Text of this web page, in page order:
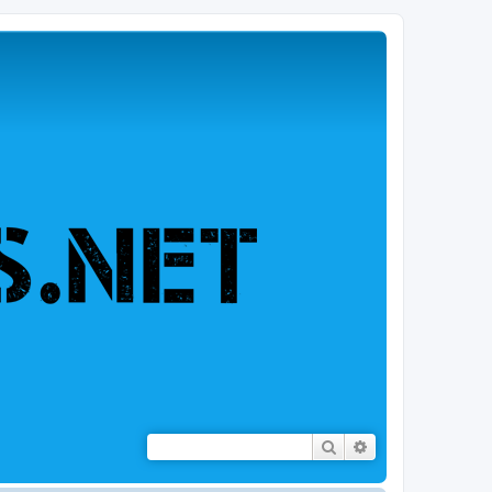
Rechercher